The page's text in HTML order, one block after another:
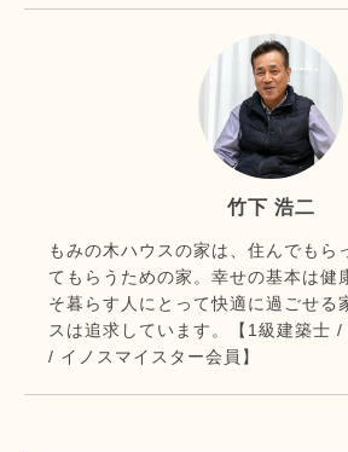
竹下 浩二
もみの木ハウスの家は、住んでもら
てもらうための家。幸せの基本は健
そ暮らす人にとって快適に過ごせる
スは追求しています。【1級建築士
/ イノスマイスター会員】